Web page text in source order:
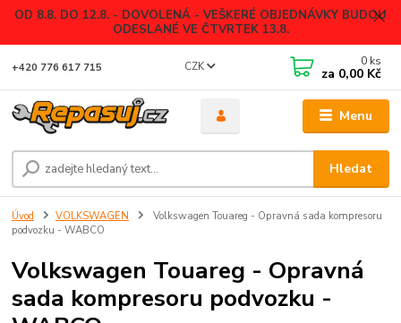
OD 8.8. DO 12.8. - DOVOLENÁ - VEŠKERÉ OBJEDNÁVKY BUDOU
ODESLANÉ VE ČTVRTEK 13.8.
Menu
CZK
Hledat
+420 776 617 715 0 ks
za 0,00 Kč
Úvod VOLKSWAGEN
Volkswagen Touareg - Opravná sada kompresoru
podvozku - WABCO
Volkswagen Touareg - Opravná
sada kompresoru podvozku -